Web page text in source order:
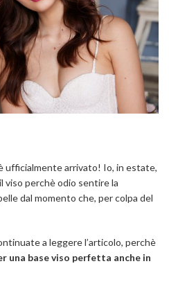
ufficialmente arrivato! Io, in estate,
viso perchè odio sentire la
dal momento che, per colpa del
a leggere l’articolo, perchè
una base viso perfetta anche in